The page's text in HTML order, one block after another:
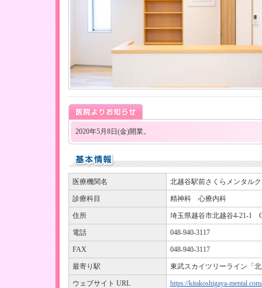
2020年5月8日(金)開業。
医療機関名 北越谷駅前さくらメンタル
診療科目 精神科 心療内科
住所 埼玉県越谷市北越谷4-21-1
電話 048-940-3117
FAX 048-940-3117
最寄り駅 東武スカイツリーライン「
ウェブサイト URL https://kitakoshigaya-mental.com/